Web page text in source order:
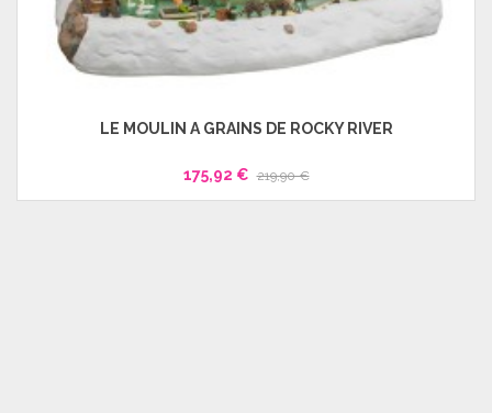
LE MOULIN A GRAINS DE ROCKY RIVER
175,92 € 219,90 €